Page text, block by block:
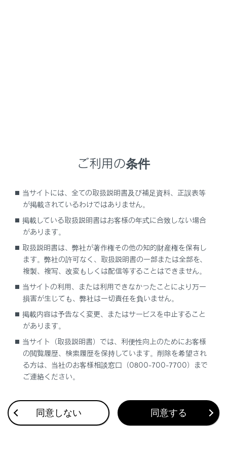
ご利用の条件
当サイトには、全ての取扱説明書及び補足資料、正誤表等
が掲載されているわけではありません。
掲載している取扱説明書はお客様の年式に合致しない場合
があります。
取扱説明書は、弊社が著作権その他の知的財産権を保有し
ます。弊社の許可なく、取扱説明書の一部または全部を、
複製、複写、改変もしくは配信等することはできません。
当サイトの利用、または利用できなかったことにより万一
損害が生じても、弊社は一切責任を負いません。
掲載内容は予告なく変更、またはサービスを中止すること
があります。
当サイト（取扱説明書）では、利便性向上のためにお客様
の閲覧履歴、検索履歴を保持しています。削除を希望され
る方は、当社のお客様相談窓口（0800-700-7700）まで
ご連絡ください。
同意しない 同意する